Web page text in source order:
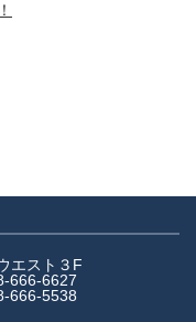
エスト３F
666-6627
666-5538